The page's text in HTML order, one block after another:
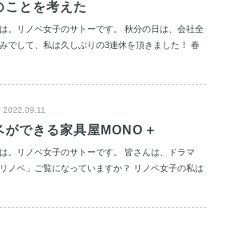
ことを考えた
。リノベ女子のサトーです。 秋分の日は、会社全
でして、私は久しぶりの3連休を頂きました！ 春
2022.09.11
ができる家具屋MONO＋
。リノベ女子のサトーです。 皆さんは、ドラマ
リノベ」ご覧になっていますか？ リノベ女子の私は